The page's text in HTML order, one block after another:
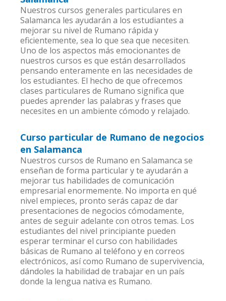
Nuestros cursos generales particulares en
Salamanca les ayudarán a los estudiantes a
mejorar su nivel de Rumano rápida y
eficientemente, sea lo que sea que necesiten.
Uno de los aspectos más emocionantes de
nuestros cursos es que están desarrollados
pensando enteramente en las necesidades de
los estudiantes. El hecho de que ofrecemos
clases particulares de Rumano significa que
puedes aprender las palabras y frases que
necesites en un ambiente cómodo y relajado.
Curso particular de Rumano de negocios
en Salamanca
Nuestros cursos de Rumano en Salamanca se
enseñan de forma particular y te ayudarán a
mejorar tus habilidades de comunicación
empresarial enormemente. No importa en qué
nivel empieces, pronto serás capaz de dar
presentaciones de negocios cómodamente,
antes de seguir adelante con otros temas. Los
estudiantes del nivel principiante pueden
esperar terminar el curso con habilidades
básicas de Rumano al teléfono y en correos
electrónicos, así como Rumano de supervivencia,
dándoles la habilidad de trabajar en un país
donde la lengua nativa es Rumano.